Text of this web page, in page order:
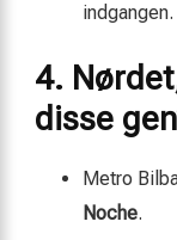
indgangen.
4.
disse
Metro
Noche.